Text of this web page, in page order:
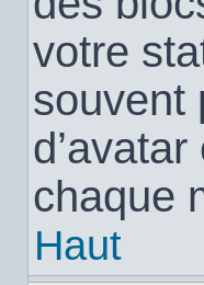
votre
souvent
chaque
Haut